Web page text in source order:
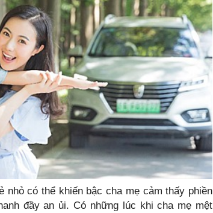
nhỏ có thể khiến bậc cha mẹ cảm thấy phiền
đầy an ủi. Có những lúc khi cha mẹ mệt